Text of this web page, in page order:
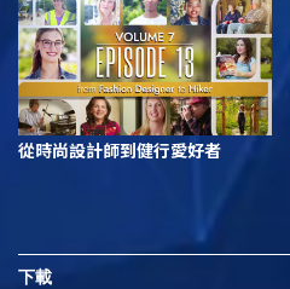
從時尚設計師到健行愛好者
下載